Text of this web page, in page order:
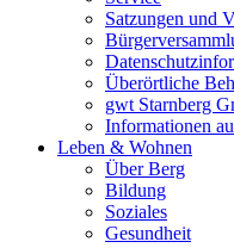
Satzungen und
Überörtliche
gwt Starnberg
Informationen
Leben & Wohnen
Über Berg
Bildung
Soziales
Gesundheit